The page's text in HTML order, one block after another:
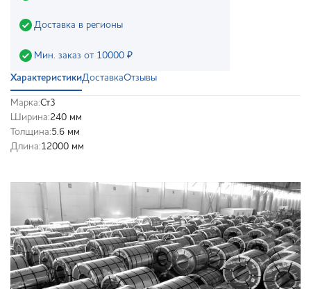
Доставка в регионы
Мин. заказ от 10000 ₽
ХарактеристикиДоставкаОтзывы
Марка:Ст3
Ширина:240 мм
Толщина:5.6 мм
Длина:12000 мм